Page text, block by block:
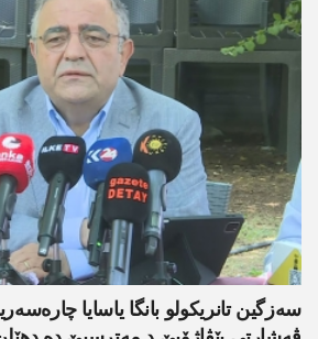
سەزگین تانریکولو بانگا یاسایا